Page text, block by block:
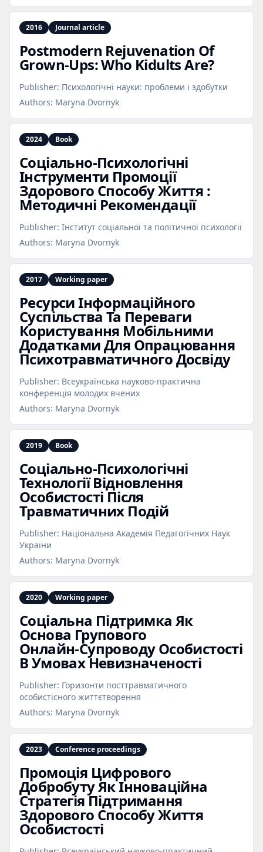
2016 Journal article
Postmodern Rejuvenation Of
Grown‑Ups: Who Kidults Are?
Publisher: Психологічні науки: проблеми і здобутки
Authors: Maryna Dvornyk
2024 Book
Соціально‑Психологічні
Інструменти Промоції
Здорового Способу Життя :
Методичні Рекомендації
Publisher: Інститут соціальної та політичної психології
Authors: Maryna Dvornyk
2017 Working paper
Ресурси Інформаційного
Суспільства Та Переваги
Користування Мобільними
Додатками Для Опрацювання
Психотравматичного Досвіду
Publisher: Всеукраїнська науково-практична
конференція молодих вчених
Authors: Maryna Dvornyk
2019 Book
Соціально‑Психологічні
Технології Відновлення
Особистості Після
Травматичних Подій
Publisher: Національна Академія Педагогічних Наук
України
Authors: Maryna Dvornyk
2020 Working paper
Соціальна Підтримка Як
Основа Групового
Онлайн‑Супроводу Особистості
В Умовах Невизначеності
Publisher: Горизонти посттравматичного
особистісного життєтворення
Authors: Maryna Dvornyk
2023 Conference proceedings
Промоція Цифрового
Добробуту Як Інноваційна
Стратегія Підтримання
Здорового Способу Життя
Особистості